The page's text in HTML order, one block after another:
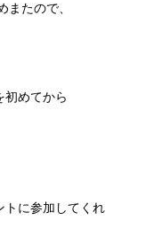
またので、
初めてから
トに参加してくれ